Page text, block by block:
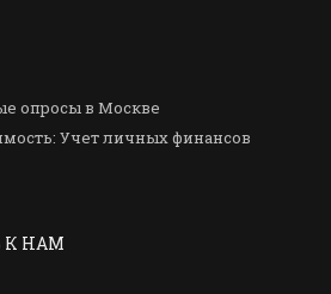
опросы в Москве
Учет личных финансов
К НАМ